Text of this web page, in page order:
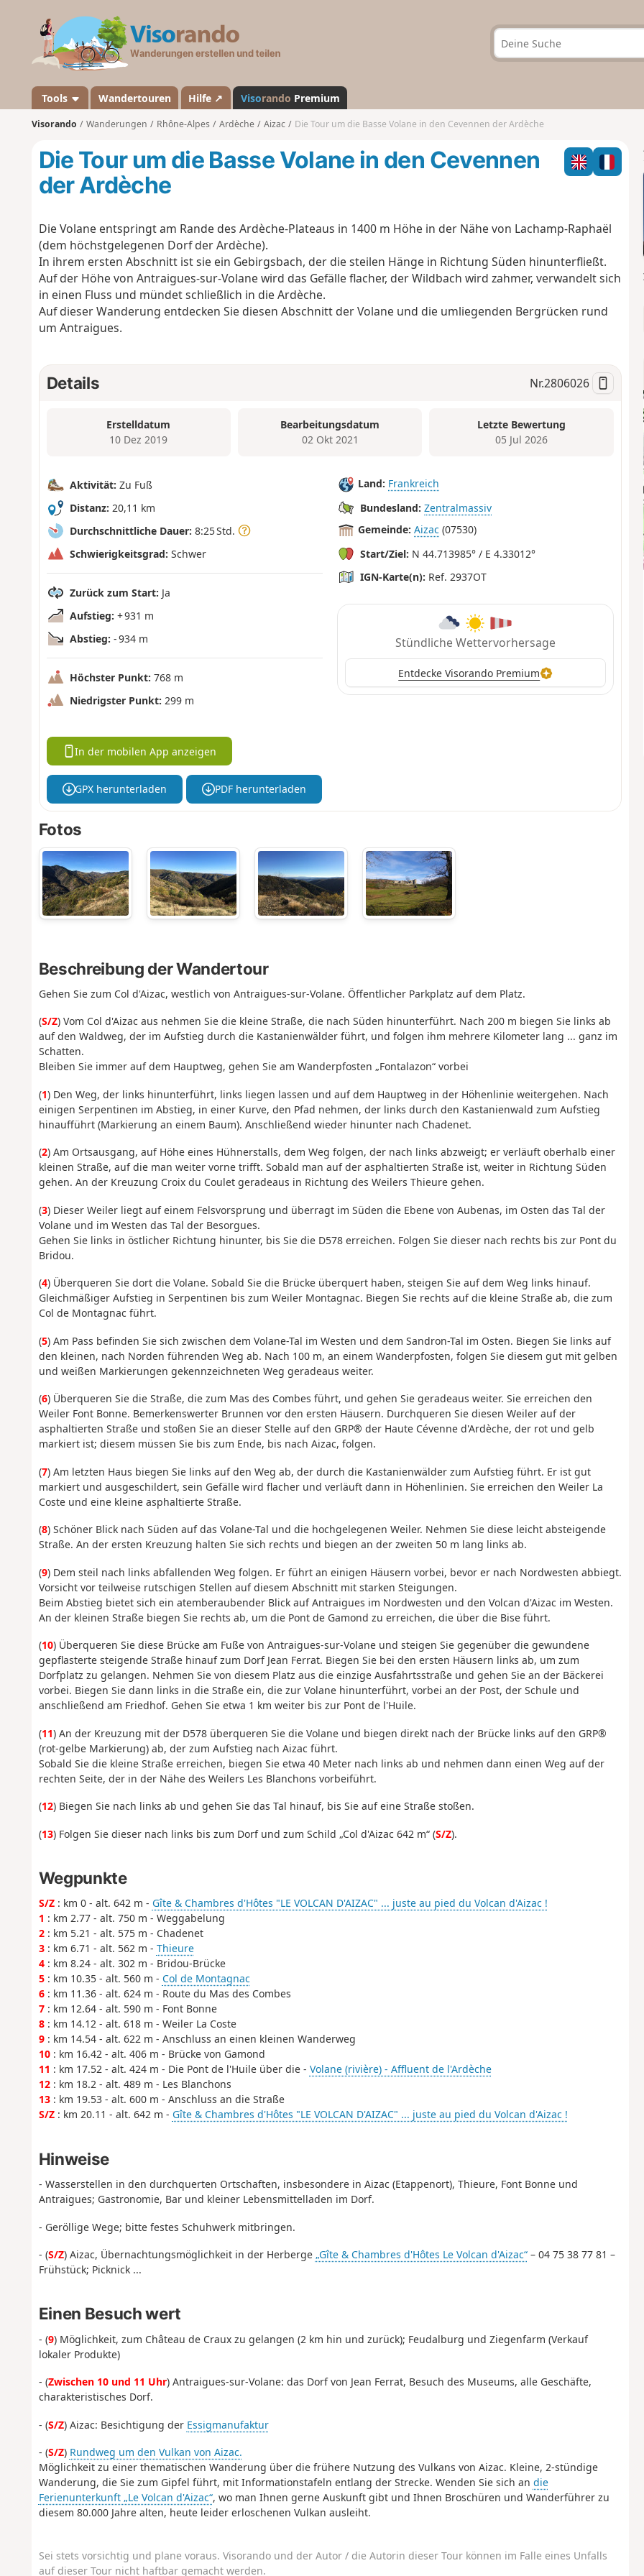
a
n
d
Tools Wandertouren Hilfe ↗ Visorando Premium
Visorando Wanderungen Rhône-Alpes Ardèche Aizac Die Tour um die Basse Volane in den Cevennen der Ardèche
Die Tour um die Basse Volane in den Cevennen
der Ardèche
Die Volane entspringt am Rande des Ardèche-Plateaus in 1400 m Höhe in der Nähe von Lachamp-Raphaël
(dem höchstgelegenen Dorf der Ardèche).
In ihrem ersten Abschnitt ist sie ein Gebirgsbach, der die steilen Hänge in Richtung Süden hinunterfließt.
Auf der Höhe von Antraigues-sur-Volane wird das Gefälle flacher, der Wildbach wird zahmer, verwandelt sich
in einen Fluss und mündet schließlich in die Ardèche.
Auf dieser Wanderung entdecken Sie diesen Abschnitt der Volane und die umliegenden Bergrücken rund
um Antraigues.
Details Nr.2806026
Erstelldatum
10 Dez 2019
Bearbeitungsdatum
02 Okt 2021
Letzte Bewertung
05 Jul 2026
Aktivität: Zu Fuß
Distanz: 20,11 km
Durchschnittliche Dauer: 8:25 Std.
Schwierigkeitsgrad: Schwer
Zurück zum Start: Ja
Aufstieg: + 931 m
Abstieg: - 934 m
Höchster Punkt: 768 m
Niedrigster Punkt: 299 m
Land: Frankreich
Bundesland: Zentralmassiv
Gemeinde: Aizac (07530)
Start/Ziel: N 44.713985° / E 4.33012°
IGN-Karte(n): Ref. 2937OT
Stündliche Wettervorhersage
Entdecke Visorando Premium
In der mobilen App anzeigen
GPX herunterladen PDF herunterladen
Fotos
Beschreibung der Wandertour
Gehen Sie zum Col d'Aizac, westlich von Antraigues-sur-Volane. Öffentlicher Parkplatz auf dem Platz.
(S/Z) Vom Col d'Aizac aus nehmen Sie die kleine Straße, die nach Süden hinunterführt. Nach 200 m biegen Sie links ab
auf den Waldweg, der im Aufstieg durch die Kastanienwälder führt, und folgen ihm mehrere Kilometer lang ... ganz im
Schatten.
Bleiben Sie immer auf dem Hauptweg, gehen Sie am Wanderpfosten „Fontalazon“ vorbei
(1) Den Weg, der links hinunterführt, links liegen lassen und auf dem Hauptweg in der Höhenlinie weitergehen. Nach
einigen Serpentinen im Abstieg, in einer Kurve, den Pfad nehmen, der links durch den Kastanienwald zum Aufstieg
hinaufführt (Markierung an einem Baum). Anschließend wieder hinunter nach Chadenet.
(2) Am Ortsausgang, auf Höhe eines Hühnerstalls, dem Weg folgen, der nach links abzweigt; er verläuft oberhalb einer
kleinen Straße, auf die man weiter vorne trifft. Sobald man auf der asphaltierten Straße ist, weiter in Richtung Süden
gehen. An der Kreuzung Croix du Coulet geradeaus in Richtung des Weilers Thieure gehen.
(3) Dieser Weiler liegt auf einem Felsvorsprung und überragt im Süden die Ebene von Aubenas, im Osten das Tal der
Volane und im Westen das Tal der Besorgues.
Gehen Sie links in östlicher Richtung hinunter, bis Sie die D578 erreichen. Folgen Sie dieser nach rechts bis zur Pont du
Bridou.
(4) Überqueren Sie dort die Volane. Sobald Sie die Brücke überquert haben, steigen Sie auf dem Weg links hinauf.
Gleichmäßiger Aufstieg in Serpentinen bis zum Weiler Montagnac. Biegen Sie rechts auf die kleine Straße ab, die zum
Col de Montagnac führt.
(5) Am Pass befinden Sie sich zwischen dem Volane-Tal im Westen und dem Sandron-Tal im Osten. Biegen Sie links auf
den kleinen, nach Norden führenden Weg ab. Nach 100 m, an einem Wanderpfosten, folgen Sie diesem gut mit gelben
und weißen Markierungen gekennzeichneten Weg geradeaus weiter.
(6) Überqueren Sie die Straße, die zum Mas des Combes führt, und gehen Sie geradeaus weiter. Sie erreichen den
Weiler Font Bonne. Bemerkenswerter Brunnen vor den ersten Häusern. Durchqueren Sie diesen Weiler auf der
asphaltierten Straße und stoßen Sie an dieser Stelle auf den GRP® der Haute Cévenne d'Ardèche, der rot und gelb
markiert ist; diesem müssen Sie bis zum Ende, bis nach Aizac, folgen.
(7) Am letzten Haus biegen Sie links auf den Weg ab, der durch die Kastanienwälder zum Aufstieg führt. Er ist gut
markiert und ausgeschildert, sein Gefälle wird flacher und verläuft dann in Höhenlinien. Sie erreichen den Weiler La
Coste und eine kleine asphaltierte Straße.
(8) Schöner Blick nach Süden auf das Volane-Tal und die hochgelegenen Weiler. Nehmen Sie diese leicht absteigende
Straße. An der ersten Kreuzung halten Sie sich rechts und biegen an der zweiten 50 m lang links ab.
(9) Dem steil nach links abfallenden Weg folgen. Er führt an einigen Häusern vorbei, bevor er nach Nordwesten abbiegt.
Vorsicht vor teilweise rutschigen Stellen auf diesem Abschnitt mit starken Steigungen.
Beim Abstieg bietet sich ein atemberaubender Blick auf Antraigues im Nordwesten und den Volcan d'Aizac im Westen.
An der kleinen Straße biegen Sie rechts ab, um die Pont de Gamond zu erreichen, die über die Bise führt.
(10) Überqueren Sie diese Brücke am Fuße von Antraigues-sur-Volane und steigen Sie gegenüber die gewundene
gepflasterte steigende Straße hinauf zum Dorf Jean Ferrat. Biegen Sie bei den ersten Häusern links ab, um zum
Dorfplatz zu gelangen. Nehmen Sie von diesem Platz aus die einzige Ausfahrtsstraße und gehen Sie an der Bäckerei
vorbei. Biegen Sie dann links in die Straße ein, die zur Volane hinunterführt, vorbei an der Post, der Schule und
anschließend am Friedhof. Gehen Sie etwa 1 km weiter bis zur Pont de l'Huile.
(11) An der Kreuzung mit der D578 überqueren Sie die Volane und biegen direkt nach der Brücke links auf den GRP®
(rot-gelbe Markierung) ab, der zum Aufstieg nach Aizac führt.
Sobald Sie die kleine Straße erreichen, biegen Sie etwa 40 Meter nach links ab und nehmen dann einen Weg auf der
rechten Seite, der in der Nähe des Weilers Les Blanchons vorbeiführt.
(12) Biegen Sie nach links ab und gehen Sie das Tal hinauf, bis Sie auf eine Straße stoßen.
(13) Folgen Sie dieser nach links bis zum Dorf und zum Schild „Col d'Aizac 642 m“ (S/Z).
Wegpunkte
S/Z: km 0 - alt. 642 m - Gîte & Chambres d'Hôtes "LE VOLCAN D'AIZAC" ... juste au pied du Volcan d'Aizac !
1 : km 2.77 - alt. 750 m - Weggabelung
2: km 5.21 - alt. 575 m - Chadenet
3: km 6.71 - alt. 562 m - Thieure
4: km 8.24 - alt. 302 m - Bridou-Brücke
5: km 10.35 - alt. 560 m - Col de Montagnac
6: km 11.36 - alt. 624 m - Route du Mas des Combes
7: km 12.64 - alt. 590 m - Font Bonne
8: km 14.12 - alt. 618 m - Weiler La Coste
9: km 14.54 - alt. 622 m - Anschluss an einen kleinen Wanderweg
10: km 16.42 - alt. 406 m - Brücke von Gamond
11 : km 17.52 - alt. 424 m - Die Pont de l'Huile über die - Volane (rivière) - Affluent de l'Ardèche
12: km 18.2 - alt. 489 m - Les Blanchons
13: km 19.53 - alt. 600 m - Anschluss an die Straße
S/Z: km 20.11 - alt. 642 m - Gîte & Chambres d'Hôtes "LE VOLCAN D'AIZAC" ... juste au pied du Volcan d'Aizac !
Hinweise
- Wasserstellen in den durchquerten Ortschaften, insbesondere in Aizac (Etappenort), Thieure, Font Bonne und
Antraigues; Gastronomie, Bar und kleiner Lebensmittelladen im Dorf.
- Geröllige Wege; bitte festes Schuhwerk mitbringen.
- (S/Z) Aizac, Übernachtungsmöglichkeit in der Herberge „Gîte & Chambres d'Hôtes Le Volcan d'Aizac“– 04 75 38 77 81 –
Frühstück; Picknick ...
Einen Besuch wert
- (9) Möglichkeit, zum Château de Craux zu gelangen (2 km hin und zurück); Feudalburg und Ziegenfarm (Verkauf
lokaler Produkte)
- (Zwischen 10 und 11 Uhr) Antraigues-sur-Volane: das Dorf von Jean Ferrat, Besuch des Museums, alle Geschäfte,
charakteristisches Dorf.
- (S/Z) Aizac: Besichtigung der Essigmanufaktur
- (S/Z) Rundweg um den Vulkan von Aizac.
Möglichkeit zu einer thematischen Wanderung über die frühere Nutzung des Vulkans von Aizac. Kleine, 2-stündige
Wanderung, die Sie zum Gipfel führt, mit Informationstafeln entlang der Strecke. Wenden Sie sich an die
Ferienunterkunft „Le Volcan d'Aizac“, wo man Ihnen gerne Auskunft gibt und Ihnen Broschüren und Wanderführer zu
diesem 80.000 Jahre alten, heute leider erloschenen Vulkan ausleiht.
Sei stets vorsichtig und plane voraus. Visorando und der Autor / die Autorin dieser Tour können im Falle eines Unfalls
auf dieser Tour nicht haftbar gemacht werden.